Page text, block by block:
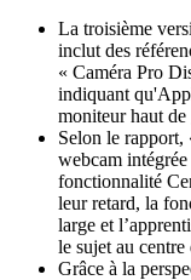
La troisième
inclut des
« Caméra Pro
indiquant
moniteur haut
Selon le
webcam
fonctionnalité
leur retard, la
large et
le sujet au centre
Grâce à la